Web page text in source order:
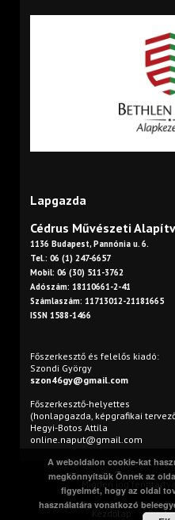
Lapgazda
Cédrus Művészeti
1136 Budapest, Pannónia u. 6.
Tel.: 06 (1) 247-6657
Mobil: 06 (30) 511-3762
Adószám: 18110661-2-41
Számlaszám: 11713012-21181665
ISSN 1588-1466
Főszerkesztő és felelős kiadó:
Szondi György
szon46gy@gmail.com
Főszerkesztő-helyettes
(honlapgazda, képgrafikai
Hegyi-Botos Attila
online.naput@gmail.com
Minden jog
Kezdőlap Print
A weboldalon cookie-kat
megkönnyítsük Önnek az
figyelmét, hogy az oldal
használatára vonatkozó